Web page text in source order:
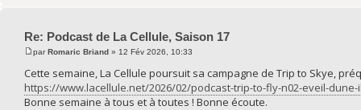
Re: Podcast de La Cellule, Saison 17
parRomaric Briand » 12 Fév 2026, 10:33
Cette semaine, La Cellule poursuit sa campagne de Trip to Skye,
https://www.lacellule.net/2026/02/podcast-trip-to-fly-n02-eveil-dune-
Bonne semaine à tous et à toutes ! Bonne écoute.